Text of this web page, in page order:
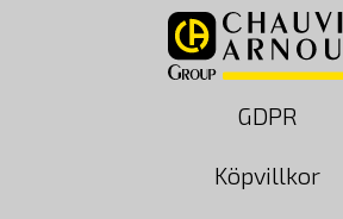
GDPR
Köpvillkor